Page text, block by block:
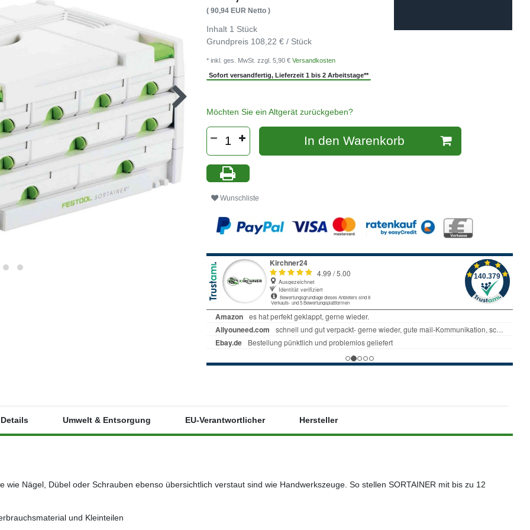
( 90,94 EUR Netto )
Inhalt 1 Stück
Grundpreis 108,22 € / Stück
* inkl. ges. MwSt. zzgl. 5,90 € Versandkosten
Sofort versandfertig, Lieferzeit 1 bis 2 Arbeitstage**
Möchten Sie ein Altgerät zurückgeben?
In den Warenkorb
Wunschliste
Umwelt & Entsorgung EU-Verantwortlicher Hersteller
Nägel, Dübel oder Schrauben ebenso übersichtlich verstaut sind wie Handwerkszeuge. So stellen SORTAINER mit bis zu 12
und Kleinteilen